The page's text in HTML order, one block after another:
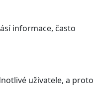
informace, často
uživatele, a proto